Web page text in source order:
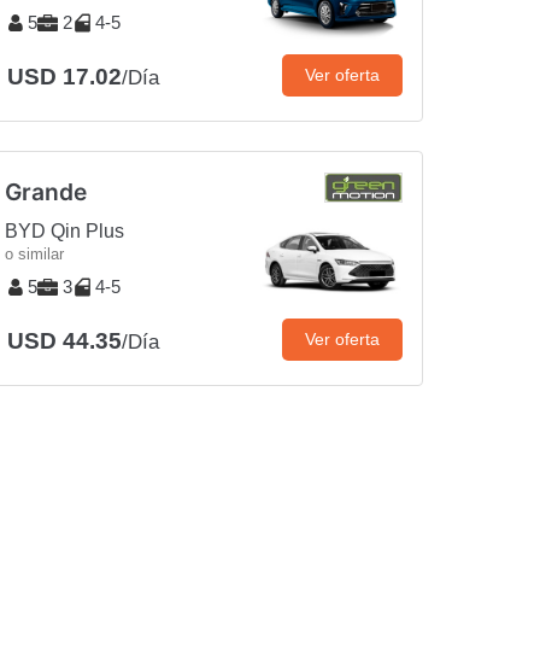
5 2 4-5
USD 17.02/Día Ver oferta
Grande
BYD Qin Plus
o similar
5 3 4-5
USD 44.35/Día Ver oferta